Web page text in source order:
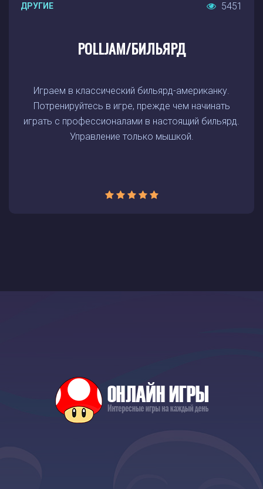
ДРУГИЕ 5451
POLLJAM/БИЛЬЯРД
Играем в классический бильярд-американку.
Потренируйтесь в игре, прежде чем начинать
играть с профессионалами в настоящий бильярд.
Управление только мышкой.